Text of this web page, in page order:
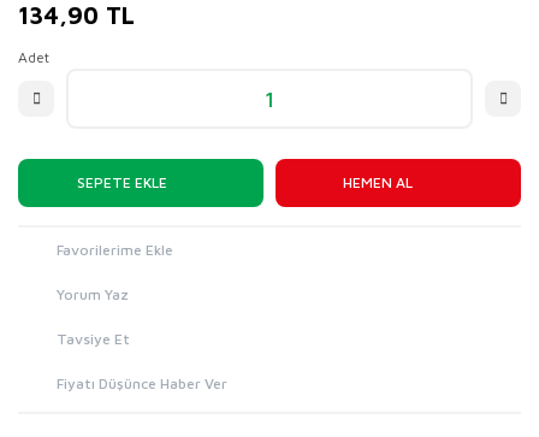
134,90 TL
Adet
SEPETE EKLE HEMEN AL
Yorum Yaz
Tavsiye Et
Fiyatı Düşünce Haber Ver